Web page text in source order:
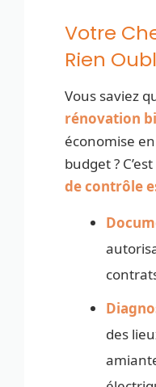
Votre
Rien
Vous saviez
rénovation
économise
budget ?
de contrôle
des